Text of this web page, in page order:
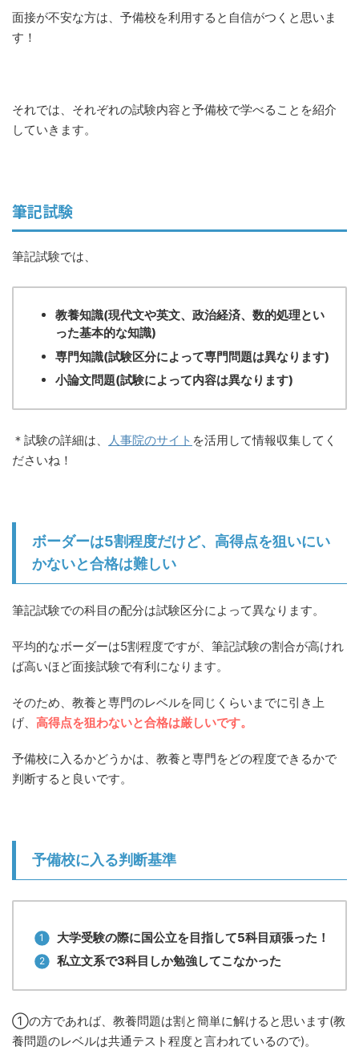
面接が不安な方は、予備校を利用すると自信がつくと思いま
す！
それでは、それぞれの試験内容と予備校で学べることを紹介
していきます。
筆記試験
筆記試験では、
教養知識(現代文や英文、政治経済、数的処理とい
った基本的な知識)
専門知識(試験区分によって専門問題は異なります)
小論文問題(試験によって内容は異なります)
＊試験の詳細は、 人事院のサイト を活用して情報収集してく
ださいね！
ボーダーは5割程度だけど、高得点を狙いにい
かないと合格は難しい
筆記試験での科目の配分は試験区分によって異なります。
平均的なボーダーは5割程度ですが、筆記試験の割合が高けれ
ば高いほど面接試験で有利になります。
そのため、教養と専門のレベルを同じくらいまでに引き上
げ、 高得点を狙わないと合格は厳しいです。
予備校に入るかどうかは、教養と専門をどの程度できるかで
判断すると良いです。
予備校に入る判断基準
大学受験の際に国公立を目指して5科目頑張った！
私立文系で3科目しか勉強してこなかった
①の方であれば、教養問題は割と簡単に解けると思います(教
養問題のレベルは共通テスト程度と言われているので)。